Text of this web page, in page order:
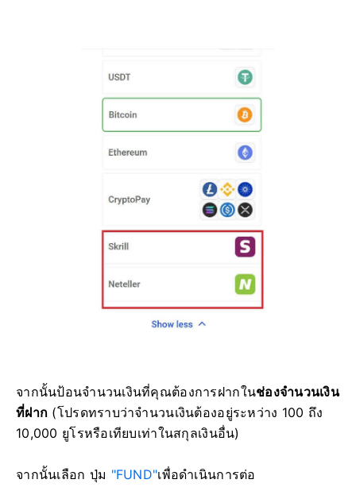
จากนั้นป้อนจำนวนเงินที่คุณต้องการฝากในช่องจำนวนเงิน
ที่ฝาก (โปรดทราบว่าจำนวนเงินต้องอยู่ระหว่าง 100 ถึง
10,000 ยูโรหรือเทียบเท่าในสกุลเงินอื่น)
จากนั้นเลือก ปุ่ม "FUND"เพื่อดำเนินการต่อ